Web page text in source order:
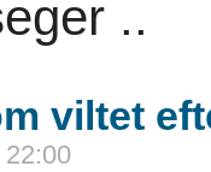
..
viltet